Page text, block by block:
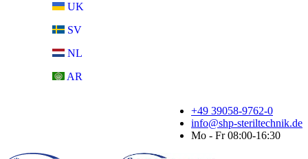
UK
SV
NL
AR
+49 39058-9762-0
info@shp-steriltechnik.de
Mo - Fr 08:00-16:30